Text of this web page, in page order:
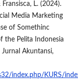
L. (2024).
Media Marketing
of Somethinc
the Pelita Indonesia
Jurnal Akuntansi,
index.php/KURS/